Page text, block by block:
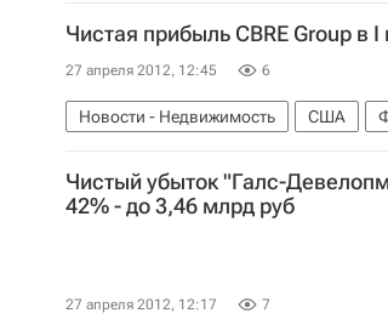
Чистая прибыль CBRE Group в
27 апреля 2012, 12:45 6
Новости - Недвижимость США
Чистый убыток "Галс-
42% - до 3,46 млрд руб
27 апреля 2012, 12:17 7